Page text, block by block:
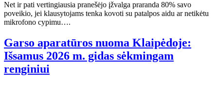
Net ir pati vertingiausia pranešėjo įžvalga praranda 80% savo
poveikio, jei klausytojams tenka kovoti su patalpos aidu ar netikėtu
mikrofono cypimu….
Garso aparatūros nuoma Klaipėdoje:
Išsamus 2026 m. gidas sėkmingam
renginiui